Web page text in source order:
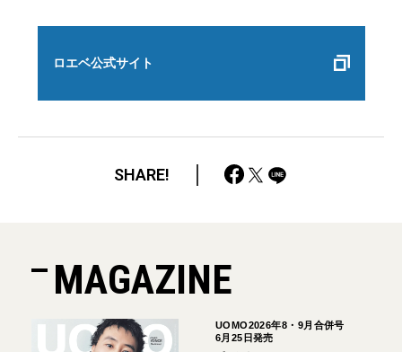
ロエベ公式サイト
SHARE!
MAGAZINE
UOMO2026年8・9月合併号
6月25日発売